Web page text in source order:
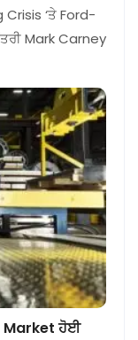
‘ਤੇ Ford-
Mark Carney
Market ਹੋਈ